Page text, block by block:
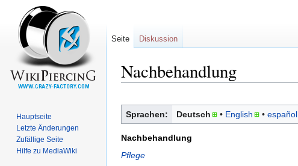
Nachbehandlung
Navigation
springen
Suche
springen
Sprachen: Deutsch • ‎ English • ‎ español
Nachbehandlung
Pflege
Seite Diskussion
Hauptseite
Letzte Änderungen
Zufällige Seite
Hilfe zu MediaWiki